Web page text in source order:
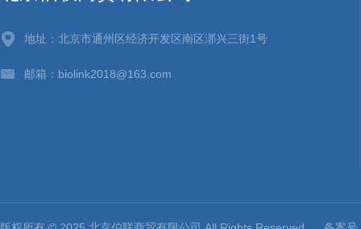
地址：北京市通州区经济开发区南区漷兴三街1号
邮箱：biolink2018@163.com